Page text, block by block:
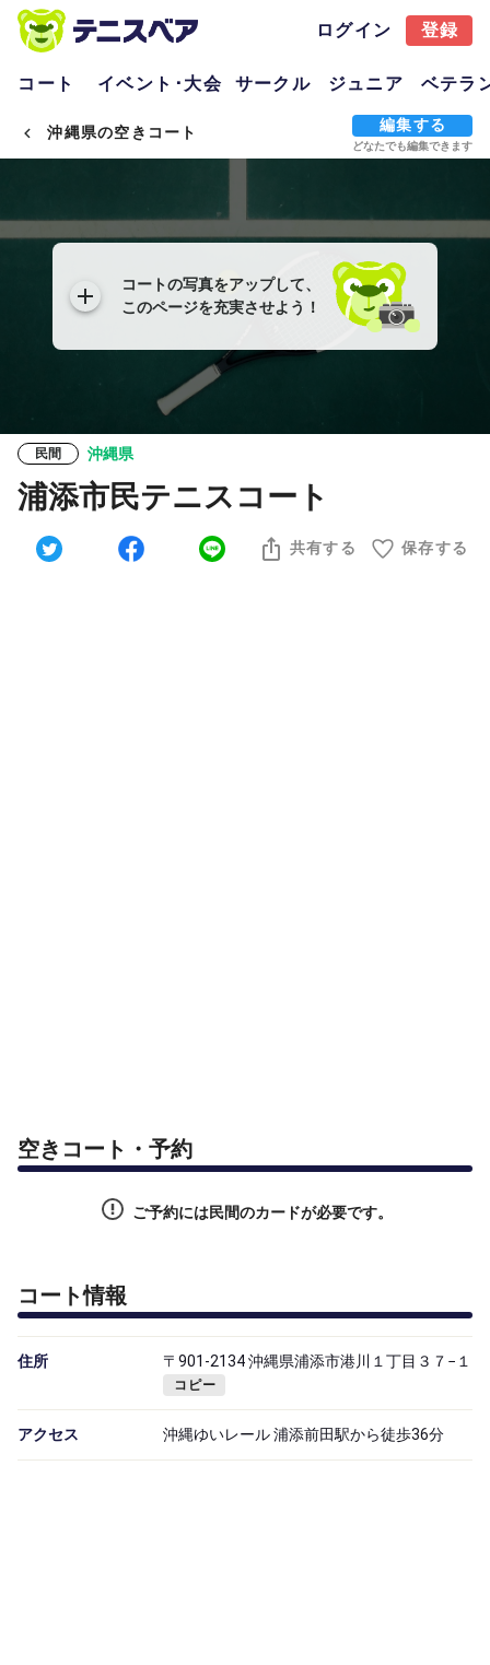
ログイン 登録
コート イベント･大会 サークル ジュニア ベテラ
沖縄県の空きコート 編集する
どなたでも編集できます
コートの写真をアップして、
このページを充実させよう！
民間 沖縄県
浦添市民テニスコート
共有する 保存する
空きコート・予約
ご予約には民間のカードが必要です。
コート情報
住所 〒901-2134 沖縄県浦添市港川１丁目３７−１
コピー
アクセス 沖縄ゆいレール 浦添前田駅から徒歩36分